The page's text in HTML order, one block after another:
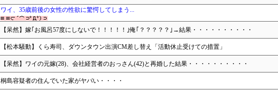
ワイ、35歳前後の女性の性欲に驚愕してしまう...
【呆然】嫁｢お風呂57度にしないで！！！！！｣俺｢？？？？？｣→結果・・・・・・・・・・
【松本騒動】くら寿司、ダウンタウン出演CM差し替え「活動休止受けての措置」
【呆然】ワイの元嫁(28)、会社経営者のおっさん(42)と再婚した結果・・・・・・・・・・
桐島容疑者の住んでいた家がヤバい・・・・